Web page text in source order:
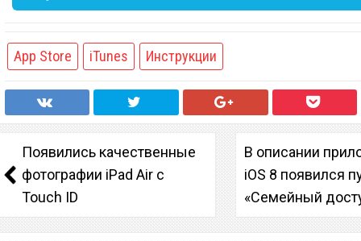
App Store iTunes Инструкции
Появились качественные
фотографии iPad Air с
Touch ID
В описании
iOS 8 появился
«Семейный